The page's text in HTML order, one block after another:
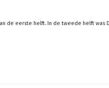
eerste helft. In de tweede helft was